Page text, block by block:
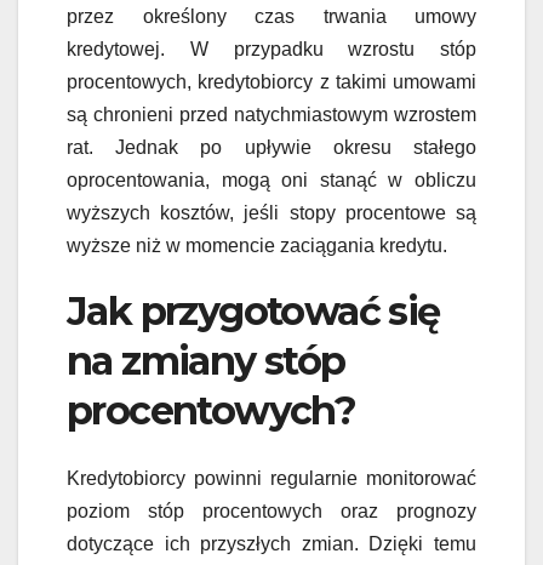
przez określony czas trwania umowy
kredytowej. W przypadku wzrostu stóp
procentowych, kredytobiorcy z takimi umowami
są chronieni przed natychmiastowym wzrostem
rat. Jednak po upływie okresu stałego
oprocentowania, mogą oni stanąć w obliczu
wyższych kosztów, jeśli stopy procentowe są
wyższe niż w momencie zaciągania kredytu.
Jak przygotować się
na zmiany stóp
procentowych?
Kredytobiorcy powinni regularnie monitorować
poziom stóp procentowych oraz prognozy
dotyczące ich przyszłych zmian. Dzięki temu